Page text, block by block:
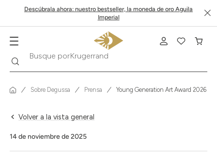
Descúbrala ahora: nuestro bestseller, la moneda de oro Aguila
Imperial
Busque porKrugerrand
Sobre Degussa Prensa Young Generation Art Award 2026 –
Volver a la vista general
14 de noviembre de 2025